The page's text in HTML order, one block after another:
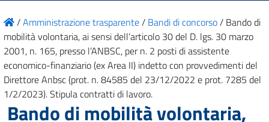
/Amministrazione trasparente/ Bandi di concorso/ Bando di
mobilità volontaria, ai sensi dell’articolo 30 del D. lgs. 30 marzo
2001, n. 165, presso l’ANBSC, per n. 2 posti di assistente
economico-finanziario (ex Area II) indetto con provvedimenti del
Direttore Anbsc (prot. n. 84585 del 23/12/2022 e prot. 7285 del
1/2/2023). Stipula contratti di lavoro.
Bando di mobilità volontaria,